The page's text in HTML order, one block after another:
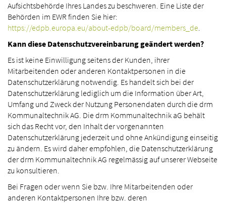
Aufsichtsbehörde Ihres Landes zu beschweren. Eine Liste der
Behörden im EWR finden Sie hier:
https://edpb.europa.eu/about-edpb/board/members_de.
Kann diese Datenschutzvereinbarung geändert werden?
Es ist keine Einwilligung seitens der Kunden, ihrer
Mitarbeitenden oder anderen Kontaktpersonen in die
Datenschutzerklärung notwendig. Es handelt sich bei der
Datenschutzerklärung lediglich um die Information über Art,
Umfang und Zweck der Nutzung Personendaten durch die drm
Kommunaltechnik AG. Die drm Kommunaltechnik aG behält
sich das Recht vor, den Inhalt der vorgenannten
Datenschutzerklärung jederzeit und ohne Ankündigung einseitig
zu ändern. Es wird daher empfohlen, die Datenschutzerklärung
der drm Kommunaltechnik AG regelmässig auf unserer Webseite
zu konsultieren.
Bei Fragen oder wenn Sie bzw. Ihre Mitarbeitenden oder
anderen Kontaktpersonen Ihre bzw. deren